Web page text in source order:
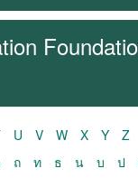
U V W X Y
Z
ถ ท ธ น บ ป